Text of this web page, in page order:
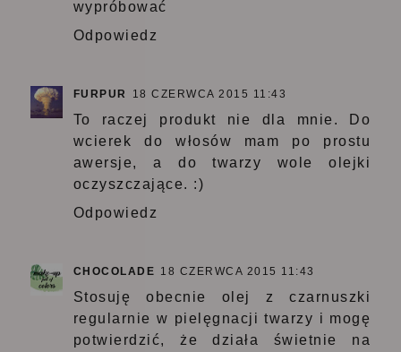
wypróbować
Odpowiedz
FURPUR 18 CZERWCA 2015 11:43
To raczej produkt nie dla mnie. Do
wcierek do włosów mam po prostu
awersje, a do twarzy wole olejki
oczyszczające. :)
Odpowiedz
CHOCOLADE 18 CZERWCA 2015 11:43
Stosuję obecnie olej z czarnuszki
regularnie w pielęgnacji twarzy i mogę
potwierdzić, że działa świetnie na